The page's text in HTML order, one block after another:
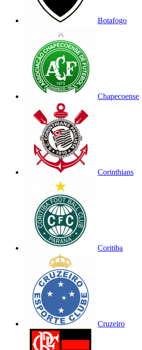
Botafogo
Chapecoense
Corinthians
Coritiba
Cruzeiro